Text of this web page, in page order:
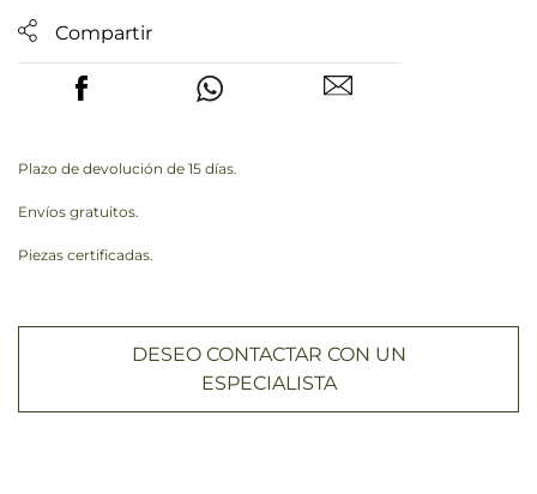
Compartir
Plazo de devolución de 15 días.
Envíos gratuitos.
Piezas certificadas.
DESEO CONTACTAR CON UN
ESPECIALISTA